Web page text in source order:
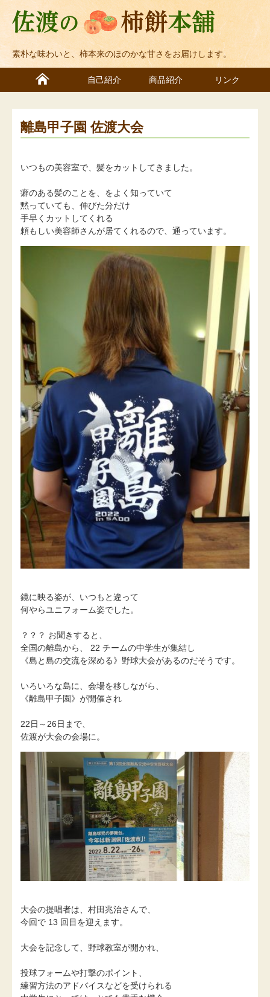
素朴な味わいと、柿本来のほのかな甘さをお届けします。
自己紹介 商品紹介 リンク
離島甲子園 佐渡大会
いつもの美容室で、髪をカットしてきました。
癖のある髪のことを、をよく知っていて
黙っていても、伸びた分だけ
手早くカットしてくれる
頼もしい美容師さんが居てくれるので、通っています。
鏡に映る姿が、いつもと違って
何やらユニフォーム姿でした。
？？？ お聞きすると、
全国の離島から、 22 チームの中学生が集結し
《島と島の交流を深める》野球大会があるのだそうです。
いろいろな島に、会場を移しながら、
《離島甲子園》が開催され
22日～26日まで、
佐渡が大会の会場に。
大会の提唱者は、村田兆治さんで、
今回で 13 回目を迎えます。
大会を記念して、野球教室が開かれ、
投球フォームや打撃のポイント、
練習方法のアドバイスなどを受けられる